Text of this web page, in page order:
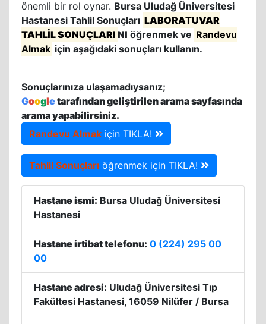
önemli bir rol oynar. Bursa Uludağ Üniversitesi
Hastanesi Tahlil Sonuçları LABORATUVAR
TAHLİL SONUÇLARI NI öğrenmek ve Randevu
Almak için aşağıdaki sonuçları kullanın.
Sonuçlarınıza ulaşamadıysanız;
Googletarafından geliştirilen arama sayfasında
arama yapabilirsiniz.
Randevu Almak için TIKLA!
Tahlil Sonuçları öğrenmek için TIKLA!
Hastane ismi: Bursa Uludağ Üniversitesi
Hastanesi
Hastane irtibat telefonu: 0 (224) 295 00
00
Hastane adresi: Uludağ Üniversitesi Tıp
Fakültesi Hastanesi, 16059 Nilüfer / Bursa